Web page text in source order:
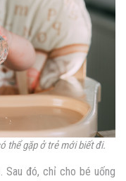
thể gặp ở trẻ mới biết đi.
đó, chỉ cho bé uống